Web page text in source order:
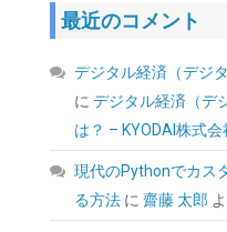
04:05 GMT +09:00 時点 -
最近のコメント
デジタル経済（デジ
にデジタル経済（デ
は？ – KYODAI株式会
現代のPythonでカス
る方法 に齋藤 太郎